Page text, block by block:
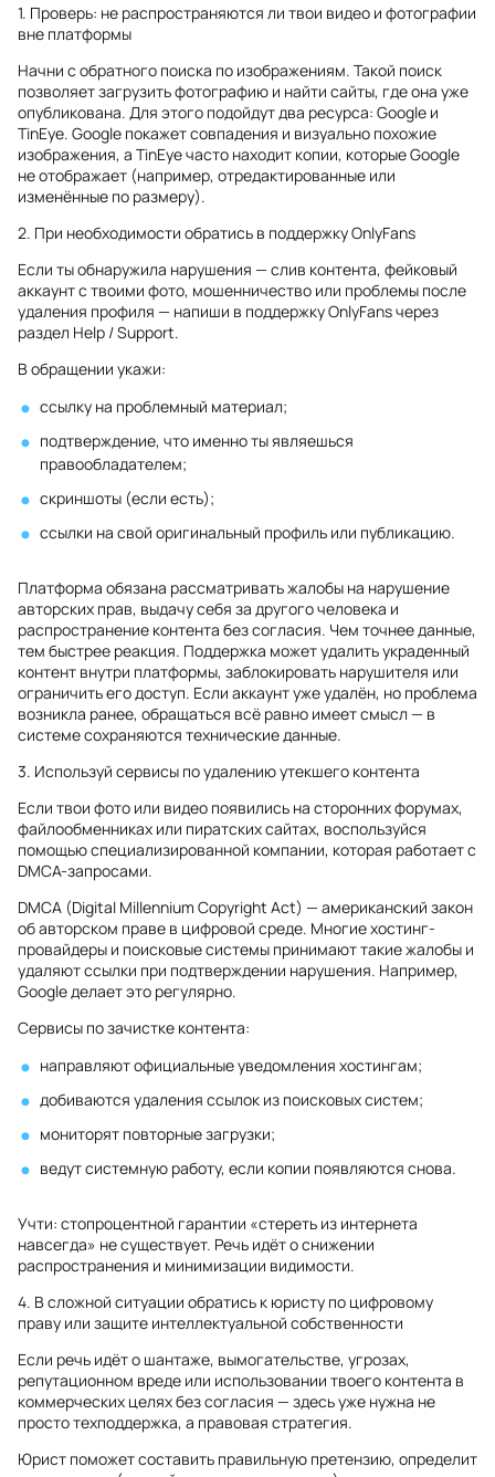
1. Проверь: не распространяются ли твои видео и фотографии
вне платформы
Начни с обратного поиска по изображениям. Такой поиск
позволяет загрузить фотографию и найти сайты, где она уже
опубликована. Для этого подойдут два ресурса: Google и
TinEye. Google покажет совпадения и визуально похожие
изображения, а TinEye часто находит копии, которые Google
не отображает (например, отредактированные или
изменённые по размеру).
2. При необходимости обратись в поддержку OnlyFans
Если ты обнаружила нарушения — слив контента, фейковый
аккаунт с твоими фото, мошенничество или проблемы после
удаления профиля — напиши в поддержку OnlyFans через
раздел Help / Support.
В обращении укажи:
ссылку на проблемный материал;
подтверждение, что именно ты являешься
правообладателем;
скриншоты (если есть);
ссылки на свой оригинальный профиль или публикацию.
Платформа обязана рассматривать жалобы на нарушение
авторских прав, выдачу себя за другого человека и
распространение контента без согласия. Чем точнее данные,
тем быстрее реакция. Поддержка может удалить украденный
контент внутри платформы, заблокировать нарушителя или
ограничить его доступ. Если аккаунт уже удалён, но проблема
возникла ранее, обращаться всё равно имеет смысл — в
системе сохраняются технические данные.
3. Используй сервисы по удалению утекшего контента
Если твои фото или видео появились на сторонних форумах,
файлообменниках или пиратских сайтах, воспользуйся
помощью специализированной компании, которая работает с
DMCA-запросами.
DMCA (Digital Millennium Copyright Act) — американский закон
об авторском праве в цифровой среде. Многие хостинг-
провайдеры и поисковые системы принимают такие жалобы и
удаляют ссылки при подтверждении нарушения. Например,
Google делает это регулярно.
Сервисы по зачистке контента:
направляют официальные уведомления хостингам;
добиваются удаления ссылок из поисковых систем;
мониторят повторные загрузки;
ведут системную работу, если копии появляются снова.
Учти: стопроцентной гарантии «стереть из интернета
навсегда» не существует. Речь идёт о снижении
распространения и минимизации видимости.
4. В сложной ситуации обратись к юристу по цифровому
праву или защите интеллектуальной собственности
Если речь идёт о шантаже, вымогательстве, угрозах,
репутационном вреде или использовании твоего контента в
коммерческих целях без согласия — здесь уже нужна не
просто техподдержка, а правовая стратегия.
Юрист поможет составить правильную претензию, определит